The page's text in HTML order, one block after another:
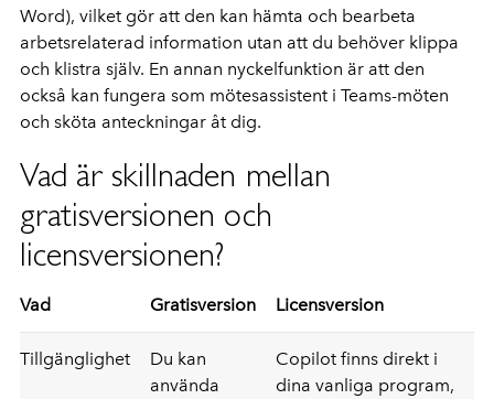
Word), vilket gör att den kan hämta och bearbeta
arbetsrelaterad information utan att du behöver klippa
och klistra själv. En annan nyckelfunktion är att den
också kan fungera som mötesassistent i Teams-möten
och sköta anteckningar åt dig.
Vad är skillnaden mellan
gratisversionen och
licensversionen?
Vad Gratisversion Licensversion
Tillgänglighet
Du kan
använda
Copilot finns direkt i
dina vanliga program,